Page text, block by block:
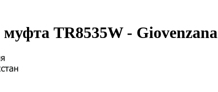
TR8535W - Giovenzana